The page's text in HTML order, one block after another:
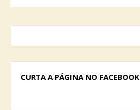
CURTA A PÁGINA NO FACEBOOK